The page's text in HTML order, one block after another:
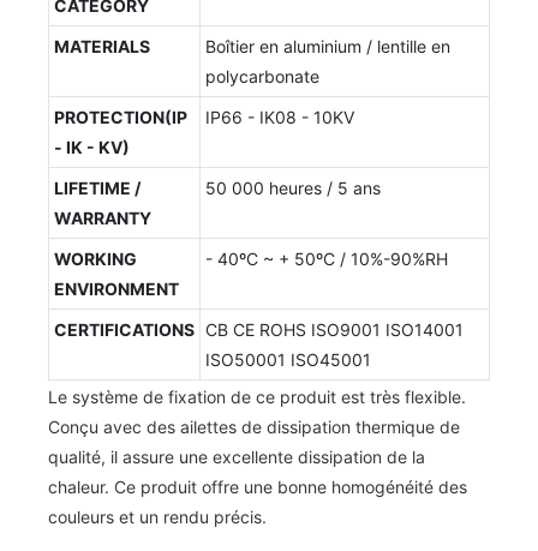
CATEGORY
MATERIALS
Boîtier en aluminium / lentille en
polycarbonate
PROTECTION(IP
- IK - KV)
IP66 - IK08 - 10KV
LIFETIME /
WARRANTY
50 000 heures / 5 ans
WORKING
ENVIRONMENT
- 40ºC ~ + 50ºC / 10%-90%RH
CERTIFICATIONS CB CE ROHS ISO9001 ISO14001
ISO50001 ISO45001
Le système de fixation de ce produit est très flexible.
Conçu avec des ailettes de dissipation thermique de
qualité, il assure une excellente dissipation de la
chaleur. Ce produit offre une bonne homogénéité des
couleurs et un rendu précis.